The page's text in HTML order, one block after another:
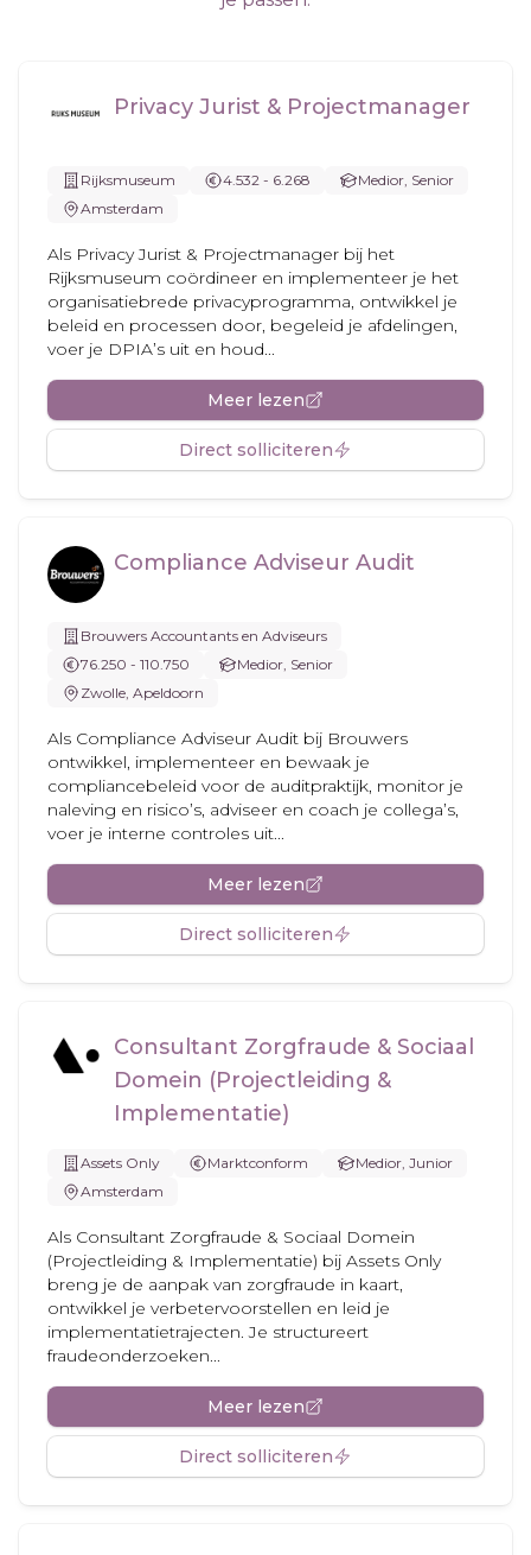
Privacy Jurist & Projectmanager
Rijksmuseum 4.532 - 6.268
Medior, Senior
Amsterdam
Als Privacy Jurist & Projectmanager bij het
Rijksmuseum coördineer en implementeer je het
organisatiebrede privacyprogramma, ontwikkel je
beleid en processen door, begeleid je afdelingen,
voer je DPIA’s uit en houd...
Meer lezen
Direct solliciteren
Compliance Adviseur Audit
Brouwers Accountants en Adviseurs
76.250 - 110.750
Medior, Senior
Zwolle, Apeldoorn
Als Compliance Adviseur Audit bij Brouwers
ontwikkel, implementeer en bewaak je
compliancebeleid voor de auditpraktijk, monitor je
naleving en risico’s, adviseer en coach je collega’s,
voer je interne controles uit...
Meer lezen
Direct solliciteren
Consultant Zorgfraude & Sociaal
Domein (Projectleiding &
Implementatie)
Assets Only Marktconform
Medior, Junior
Amsterdam
Als Consultant Zorgfraude & Sociaal Domein
(Projectleiding & Implementatie) bij Assets Only
breng je de aanpak van zorgfraude in kaart,
ontwikkel je verbetervoorstellen en leid je
implementatietrajecten. Je structureert
fraudeonderzoeken...
Meer lezen
Direct solliciteren